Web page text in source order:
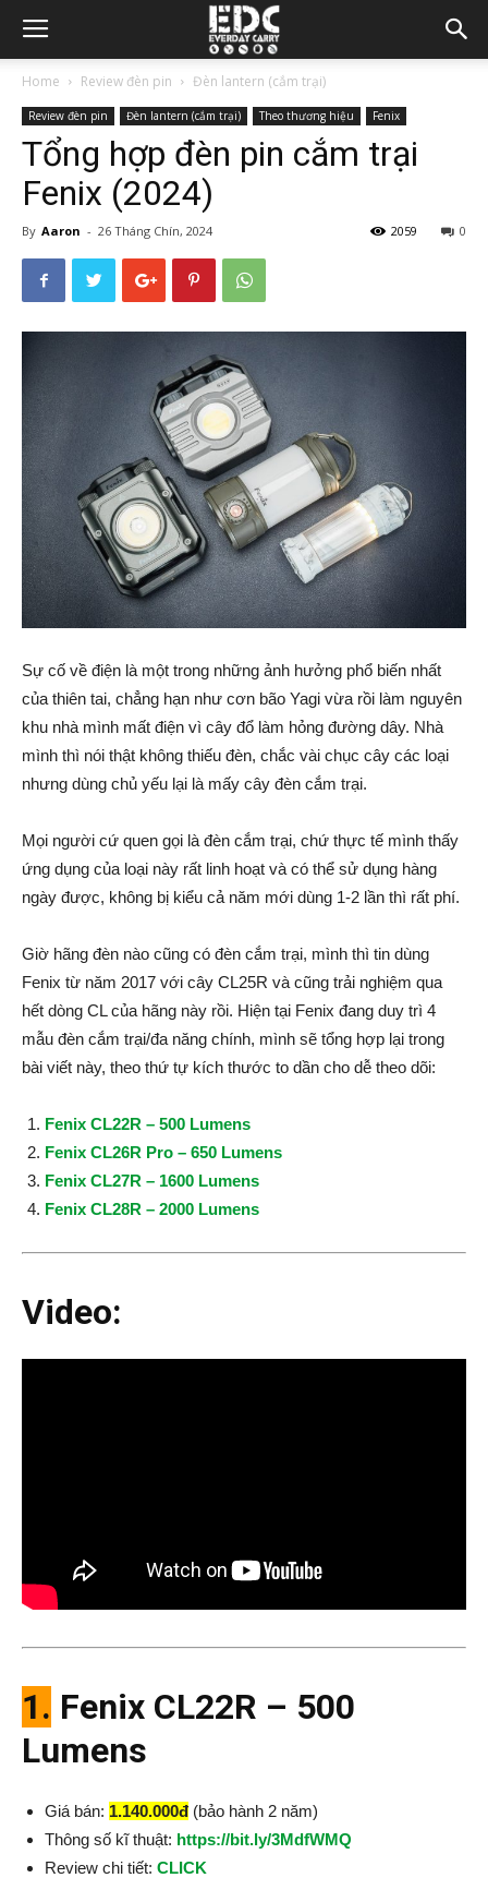
Home Review đèn pin Đèn lantern (cắm trại)
Review đèn pin Đèn lantern (cắm trại) Theo thương hiệu Fenix
Tổng hợp đèn pin cắm trại
Fenix (2024)
By Aaron - 26 Tháng Chín, 2024 0
2059
Sự cố về điện là một trong những ảnh hưởng phổ biến nhất
của thiên tai, chẳng hạn như cơn bão Yagi vừa rồi làm nguyên
khu nhà mình mất điện vì cây đổ làm hỏng đường dây. Nhà
mình thì nói thật không thiếu đèn, chắc vài chục cây các loại
nhưng dùng chủ yếu lại là mấy cây đèn cắm trại.
Mọi người cứ quen gọi là đèn cắm trại, chứ thực tế mình thấy
ứng dụng của loại này rất linh hoạt và có thể sử dụng hàng
ngày được, không bị kiểu cả năm mới dùng 1-2 lần thì rất phí.
Giờ hãng đèn nào cũng có đèn cắm trại, mình thì tin dùng
Fenix từ năm 2017 với cây CL25R và cũng trải nghiệm qua
hết dòng CL của hãng này rồi. Hiện tại Fenix đang duy trì 4
mẫu đèn cắm trại/đa năng chính, mình sẽ tổng hợp lại trong
bài viết này, theo thứ tự kích thước to dần cho dễ theo dõi:
Fenix CL22R – 500 Lumens
Fenix CL26R Pro – 650 Lumens
Fenix CL27R – 1600 Lumens
Fenix CL28R – 2000 Lumens
Video:
1. Fenix CL22R – 500
Lumens
Giá bán: 1.140.000đ (bảo hành 2 năm)
Thông số kĩ thuật: https://bit.ly/3MdfWMQ
Review chi tiết: CLICK